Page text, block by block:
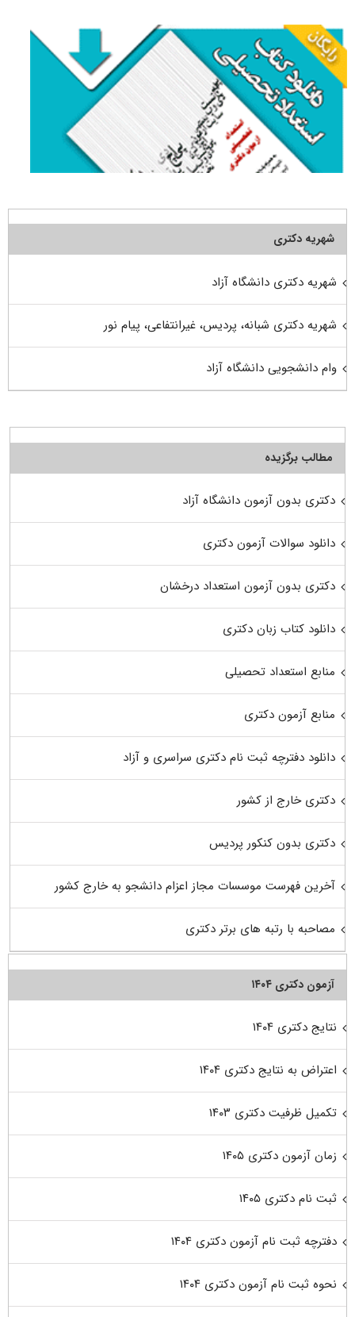
شهریه دکتری
شهریه دکتری دانشگاه آزاد
شهریه دکتری شبانه، پردیس، غیرانتفاعی، پیام نور
وام دانشجویی دانشگاه آزاد
مطالب برگزیده
دکتری بدون آزمون دانشگاه آزاد
دانلود سوالات آزمون دکتری
دکتری بدون آزمون استعداد درخشان
دانلود کتاب زبان دکتری
منابع استعداد تحصیلی
منابع آزمون دکتری
دانلود دفترچه ثبت نام دکتری سراسری و آزاد
دکتری خارج از کشور
دکتری بدون کنکور پردیس
آخرین فهرست موسسات مجاز اعزام دانشجو به خارج کشور
مصاحبه با رتبه های برتر دکتری
آزمون دکتری ۱۴۰۴
نتایج دکتری ۱۴۰۴
اعتراض به نتایج دکتری ۱۴۰۴
تکمیل ظرفیت دکتری ۱۴۰۳
زمان آزمون دکتری ۱۴۰۵
ثبت نام دکتری ۱۴۰۵
دفترچه ثبت نام آزمون دکتری ۱۴۰۴
نحوه ثبت نام آزمون دکتری ۱۴۰۴